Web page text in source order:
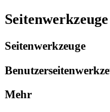
Seitenwerkzeuge
Seitenwerkzeuge
Mehr